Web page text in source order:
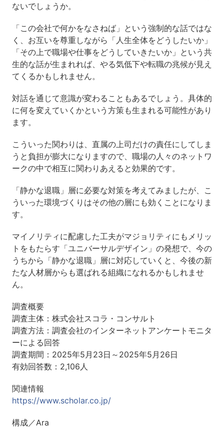
ないでしょうか。
「この会社で何かをなさねば」という強制的な話ではな
く、お互いを尊重しながら「人生全体をどうしたいか」
「その上で職場や仕事をどうしていきたいか」という共
生的な話が生まれれば、やる気低下や転職の兆候が見え
てくるかもしれません。
対話を通じて意識が変わることもあるでしょう。具体的
に何を変えていくかという方策も生まれる可能性があり
ます。
こういった関わりは、直属の上司だけの責任にしてしま
うと負担が膨大になりますので、職場の人々のネットワ
ークの中で相互に関わりあえると効果的です。
「静かな退職」層に必要な対策を考えてみましたが、こ
ういった環境づくりはその他の層にも効くことになりま
す。
マイノリティに配慮した工夫がマジョリティにもメリッ
トをもたらす「ユニバーサルデザイン」の発想で、今の
うちから「静かな退職」層に対応していくと、今後の新
たな人材層からも選ばれる組織になれるかもしれませ
ん。
調査概要
調査主体：株式会社スコラ・コンサルト
調査方法：調査会社のインターネットアンケートモニタ
ーによる回答
調査期間：2025年5月23日～2025年5月26日
有効回答数：2,106人
関連情報
https://www.scholar.co.jp/
構成／Ara